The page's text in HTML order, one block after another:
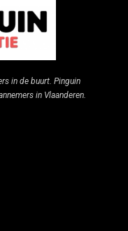
in de buurt. Pinguin
in Vlaanderen.